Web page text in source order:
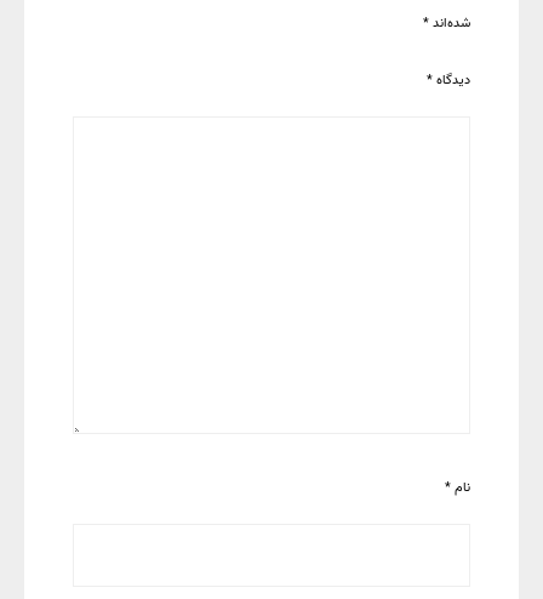
شده‌اند*
دیدگاه*
نام*